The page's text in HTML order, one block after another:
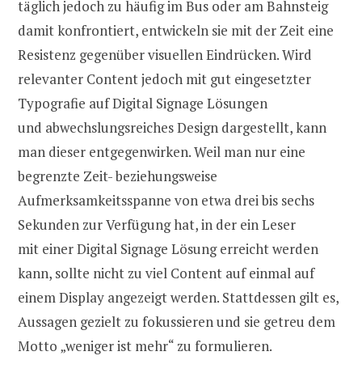
täglich jedoch zu häufig im Bus oder am Bahnsteig
damit konfrontiert, entwickeln sie mit der Zeit eine
Resistenz gegenüber visuellen Eindrücken. Wird
relevanter Content jedoch mit gut eingesetzter
Typografie auf Digital Signage Lösungen
und abwechslungsreiches Design dargestellt, kann
man dieser entgegenwirken. Weil man nur eine
begrenzte Zeit- beziehungsweise
Aufmerksamkeitsspanne von etwa drei bis sechs
Sekunden zur Verfügung hat, in der ein Leser
mit einer Digital Signage Lösung erreicht werden
kann, sollte nicht zu viel Content auf einmal auf
einem Display angezeigt werden. Stattdessen gilt es,
Aussagen gezielt zu fokussieren und sie getreu dem
Motto „weniger ist mehr“ zu formulieren.